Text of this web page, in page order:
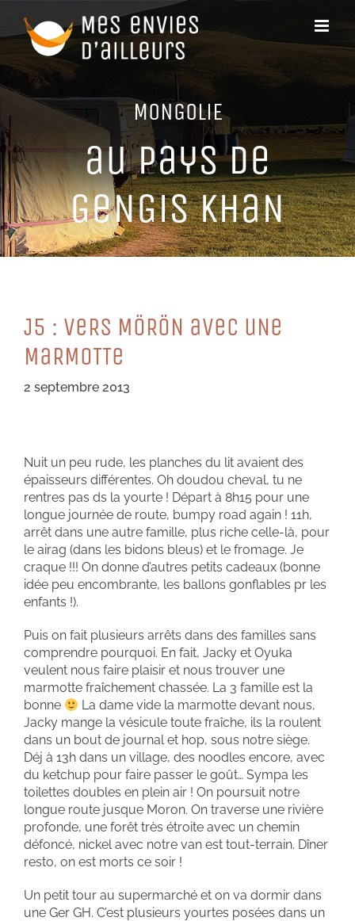
contenu
MoNGoLiE
au PayS De
GeNGiS KHaN
J5 : VeRS MöRöN aVeC uNe
MaRMoTTe
2 septembre 2013
Nuit un peu rude, les planches du lit avaient des
épaisseurs différentes. Oh doudou cheval, tu ne
rentres pas ds la yourte ! Départ à 8h15 pour une
longue journée de route, bumpy road again ! 11h,
arrêt dans une autre famille, plus riche celle-là, pour
le airag (dans les bidons bleus) et le fromage. Je
craque !!! On donne d’autres petits cadeaux (bonne
idée peu encombrante, les ballons gonflables pr les
enfants !).
Puis on fait plusieurs arrêts dans des familles sans
comprendre pourquoi. En fait, Jacky et Oyuka
veulent nous faire plaisir et nous trouver une
marmotte fraîchement chassée. La 3 famille est la
bonne
La dame vide la marmotte devant nous,
Jacky mange la vésicule toute fraîche, ils la roulent
dans un bout de journal et hop, sous notre siège.
Déj à 13h dans un village, des noodles encore, avec
du ketchup pour faire passer le goût… Sympa les
toilettes doubles en plein air ! On poursuit notre
longue route jusque Moron. On traverse une rivière
profonde, une forêt très étroite avec un chemin
défoncé, nickel avec notre van est tout-terrain. Dîner
resto, on est morts ce soir !
Un petit tour au supermarché et on va dormir dans
une Ger GH. C’est plusieurs yourtes posées dans un